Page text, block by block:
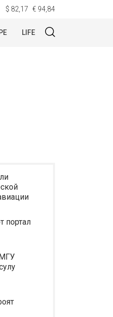
$ 82,17 € 94,84
LIFE
портал